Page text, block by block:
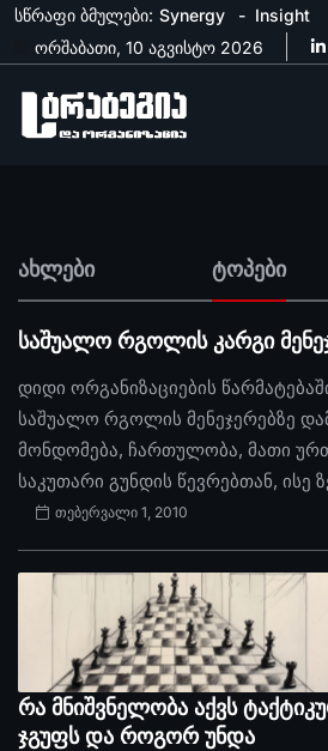
სწრაფი ბმულები: Synergy
Insight
ორშაბათი, 10 აგვისტო 2026
ახლები ტოპები
საშუალო რგოლის კარგი
დიდი ორგანიზაციების
საშუალო რგოლის მენეჯერებზე
მონდომება, ჩართულობა, მათი
საკუთარი გუნდის წევრებთან, ისე
თებერვალი 1, 2010
რა მნიშვნელობა აქვს
ჯგუფს და როგორ უნდა